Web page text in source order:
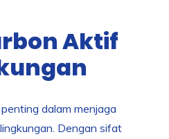
Aktif
dalam menjaga
Dengan sifat